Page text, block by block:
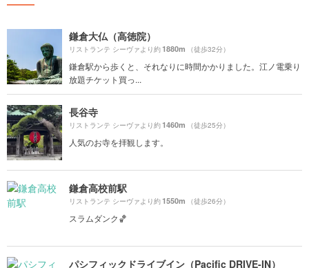
鎌倉大仏（高徳院）
リストランテ シーヴァより約1880m （徒歩32分）
鎌倉駅から歩くと、それなりに時間かかりました。江ノ電乗り
放題チケット買っ...
長谷寺
リストランテ シーヴァより約1460m （徒歩25分）
人気のお寺を拝観します。
鎌倉高校前駅
リストランテ シーヴァより約1550m （徒歩26分）
スラムダンク🏀
パシフィックドライブイン（Pacific DRIVE-IN）